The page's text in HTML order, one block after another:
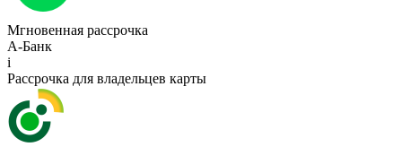
Мгновенная рассрочка
А-Банк
i
Рассрочка для владельцев карты